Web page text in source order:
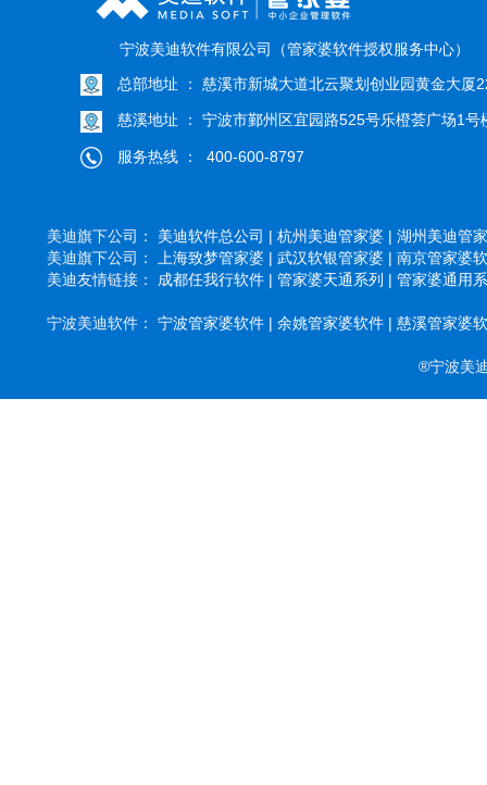
宁波美迪软件有限公司（管家婆软件授权服务中心）
总部地址 ： 慈溪市新城大道北云聚划创业园黄金大厦
慈溪地址 ： 宁波市鄞州区宜园路525号乐橙荟广场1号
服务热线 ： 400-600-8797
美迪旗下公司： 美迪软件总公司 | 杭州美迪管家婆 | 湖州美迪管
美迪旗下公司：
上海致梦管家婆 | 武汉软银管家婆 | 南京管家婆
美迪友情链接： 成都任我行软件 | 管家婆天通系列 | 管家婆通用
宁波美迪软件： 宁波管家婆软件 | 余姚管家婆软件 | 慈溪管家婆
®宁波美